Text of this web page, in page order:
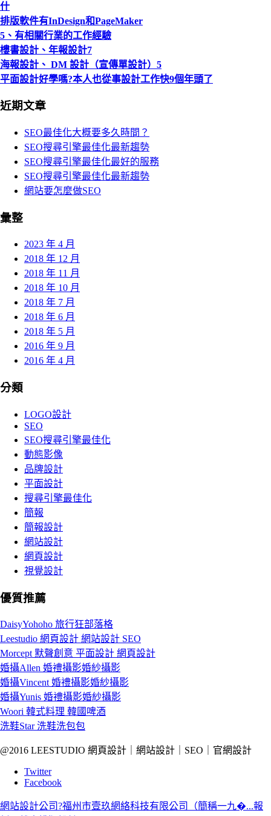
什
排版軟件有InDesign和PageMaker
5、有相關行業的工作經驗
樓書設計、年報設計7
海報設計、 DM 設計（宣傳單設計）5
平面設計好學嗎?本人也從事設計工作快9個年頭了
近期文章
SEO最佳化大概要多久時間？
SEO搜尋引擎最佳化最新趨勢
SEO搜尋引擎最佳化最好的服務
SEO搜尋引擎最佳化最新趨勢
網站要怎麼做SEO
彙整
2023 年 4 月
2018 年 12 月
2018 年 11 月
2018 年 10 月
2018 年 7 月
2018 年 6 月
2018 年 5 月
2016 年 9 月
2016 年 4 月
分類
LOGO設計
SEO
SEO搜尋引擎最佳化
動態影像
品牌設計
平面設計
搜尋引擎最佳化
簡報
簡報設計
網站設計
網頁設計
視覺設計
優質推薦
DaisyYohoho 旅行狂部落格
Leestudio 網頁設計 網站設計 SEO
Morcept 默聲創意 平面設計 網頁設計
婚攝Allen 婚禮攝影婚紗攝影
婚攝Vincent 婚禮攝影婚紗攝影
婚攝Yunis 婚禮攝影婚紗攝影
Woori 韓式料理 韓國啤酒
洗鞋Star 洗鞋洗包包
@2016 LEESTUDIO 網頁設計｜網站設計｜SEO｜官網設計
Twitter
Facebook
網站設計公司?福州市壹玖網絡科技有限公司（簡稱一九�...報